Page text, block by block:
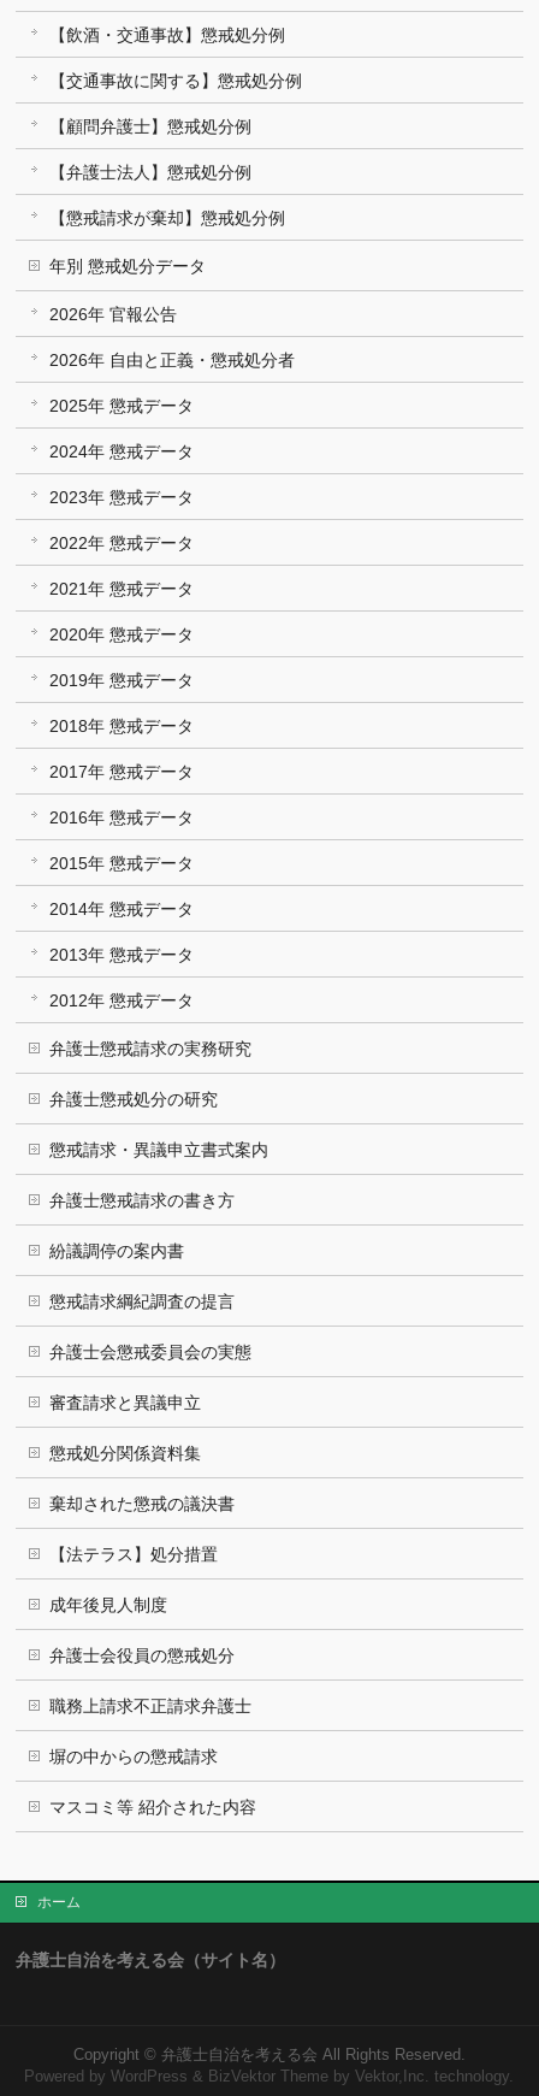
【飲酒・交通事故】懲戒処分例
【交通事故に関する】懲戒処分例
【顧問弁護士】懲戒処分例
【弁護士法人】懲戒処分例
【懲戒請求が棄却】懲戒処分例
年別 懲戒処分データ
2026年 官報公告
2026年 自由と正義・懲戒処分者
2025年 懲戒データ
2024年 懲戒データ
2023年 懲戒データ
2022年 懲戒データ
2021年 懲戒データ
2020年 懲戒データ
2019年 懲戒データ
2018年 懲戒データ
2017年 懲戒データ
2016年 懲戒データ
2015年 懲戒データ
2014年 懲戒データ
2013年 懲戒データ
2012年 懲戒データ
弁護士懲戒請求の実務研究
弁護士懲戒処分の研究
懲戒請求・異議申立書式案内
弁護士懲戒請求の書き方
紛議調停の案内書
懲戒請求綱紀調査の提言
弁護士会懲戒委員会の実態
審査請求と異議申立
懲戒処分関係資料集
棄却された懲戒の議決書
【法テラス】処分措置
成年後見人制度
弁護士会役員の懲戒処分
職務上請求不正請求弁護士
塀の中からの懲戒請求
マスコミ等 紹介された内容
ホーム
弁護士自治を考える会（サイト名）
Copyright © 弁護士自治を考える会 All Rights Reserved.
Powered byWordPress & BizVektor Theme by Vektor,Inc. technology.